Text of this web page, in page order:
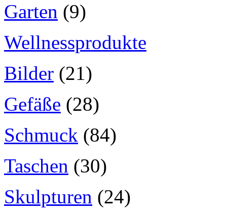
Garten (9)
Wellnessprodukte
Bilder (21)
Gefäße (28)
Schmuck (84)
Taschen (30)
Skulpturen (24)